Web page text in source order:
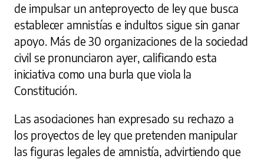
de impulsar un anteproyecto de ley que busca
establecer amnistías e indultos sigue sin ganar
apoyo. Más de 30 organizaciones de la sociedad
civil se pronunciaron ayer, calificando esta
iniciativa como una burla que viola la
Constitución.
Las asociaciones han expresado su rechazo a
los proyectos de ley que pretenden manipular
las figuras legales de amnistía, advirtiendo que